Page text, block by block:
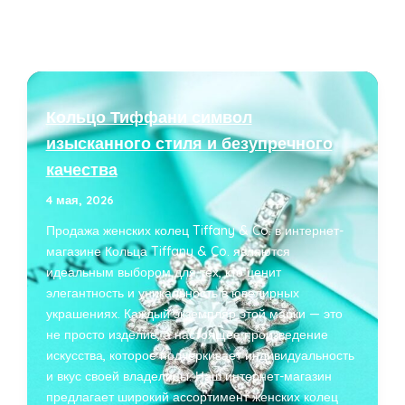
Кольцо Тиффани символ
изысканного стиля и безупречного
качества
4 мая, 2026
Продажа женских колец Tiffany & Co. в интернет-
магазине Кольца Tiffany & Co. являются
идеальным выбором для тех, кто ценит
элегантность и уникальность в ювелирных
украшениях. Каждый экземпляр этой марки — это
не просто изделие, а настоящее произведение
искусства, которое подчеркивает индивидуальность
и вкус своей владелицы. Наш интернет-магазин
предлагает широкий ассортимент женских колец